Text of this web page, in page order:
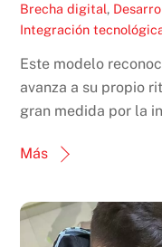
Brecha digital,
Integración
Este modelo
avanza a su propio
gran medida por la
Más